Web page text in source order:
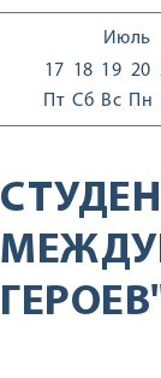
Июль
17
Пт
18
Сб
19
Вс
20
Пн